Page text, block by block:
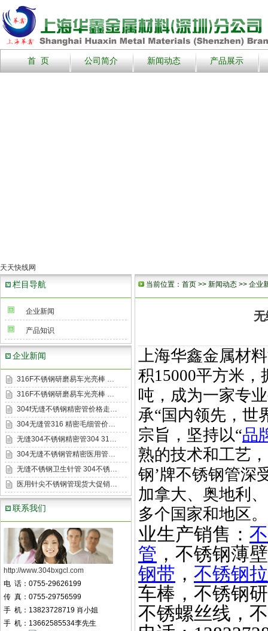
首 页 公司简介 新闻动态 产品展示
天天快线网
栏目导航
企业新闻
产品知识
企业新闻
316F不锈钢研磨易车光亮棒 …
316F不锈钢研磨易车光亮棒 …
304f无缝不锈钢精密管价格走…
304无缝管316 精密毛细管价…
无缝304不锈钢精密管304 31…
304无缝不锈钢管精密医用管…
无缝不锈钢卫生针管 304不锈…
医用针尖不锈钢管现货大促销…
联系我们
http://www.304bxgcl.com
电 话：0755-29626199
传 真：0755-29756599
手 机：13823728719 肖小姐
手 机：13662585534李先生
当前位置： 首页 >> 新闻动态 >> 企业
上海华鑫金属材
积15000平方米，
吨，成为一家专
承“国内领先，世
宗旨，坚持以“品
熟的技术和工艺
钢’牌不锈钢管深
加拿大、奥地利
多个国家和地区。
业生产销售：
管 ，不锈钢薄
钢带 ， 不锈钢
车棒，不锈钢
不锈螺丝线，